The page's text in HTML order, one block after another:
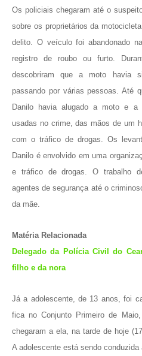
Os policiais chegaram até o
sobre os proprietários da
delito. O veículo foi abandonado
registro de roubo ou furto.
descobriram que a moto havia
passando por várias pessoas. Até
Danilo havia alugado a moto e a
usadas no crime, das mãos de um
com o tráfico de drogas. Os
Danilo é envolvido em uma
e tráfico de drogas. O trabalho
agentes de segurança até o
da mãe.
Matéria Relacionada
Delegado da Polícia Civil do
filho e da nora
Já a adolescente, de 13 anos, foi
fica no Conjunto Primeiro de
chegaram a ela, na tarde de hoje
A adolescente está sendo